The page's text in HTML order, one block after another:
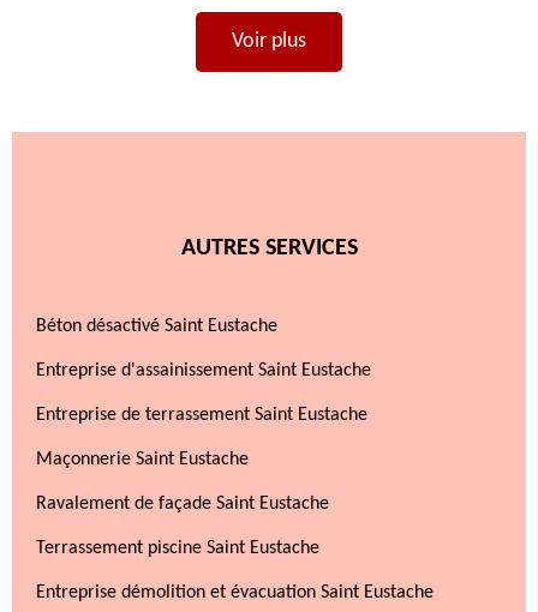
Voir plus
AUTRES SERVICES
Béton désactivé Saint Eustache
Entreprise d'assainissement Saint Eustache
Entreprise de terrassement Saint Eustache
Maçonnerie Saint Eustache
Ravalement de façade Saint Eustache
Terrassement piscine Saint Eustache
Entreprise démolition et évacuation Saint Eustache